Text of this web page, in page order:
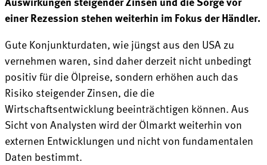
einer Rezession stehen weiterhin im Fokus der Händler.
Gute Konjunkturdaten, wie jüngst aus den USA zu
vernehmen waren, sind daher derzeit nicht unbedingt
positiv für die Ölpreise, sondern erhöhen auch das
Risiko steigender Zinsen, die die
Wirtschaftsentwicklung beeinträchtigen können. Aus
Sicht von Analysten wird der Ölmarkt weiterhin von
externen Entwicklungen und nicht von fundamentalen
Daten bestimmt.